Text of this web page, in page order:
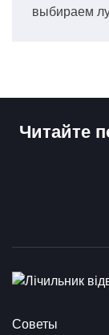
выбираем
Читайте
Советы